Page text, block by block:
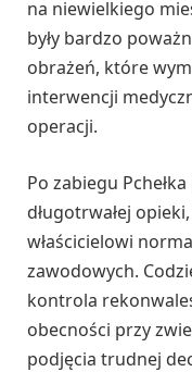
na niewielkiego
były bardzo
obrażeń, które
interwencji
operacji.
Po zabiegu
długotrwałej
właścicielowi
zawodowych.
kontrola
obecności przy
podjęcia trudnej